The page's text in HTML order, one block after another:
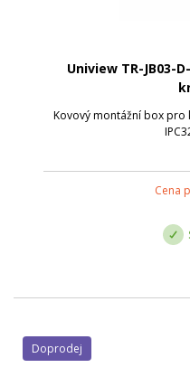
Uniview TR-JB03-
Kovový montážní box pro
Cena
Doprodej